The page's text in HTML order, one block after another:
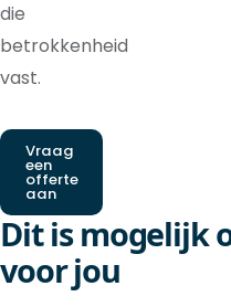
die
betrokkenheid
vast.
Vraag
een
offerte
aan
Dit is mogelijk
voor jou